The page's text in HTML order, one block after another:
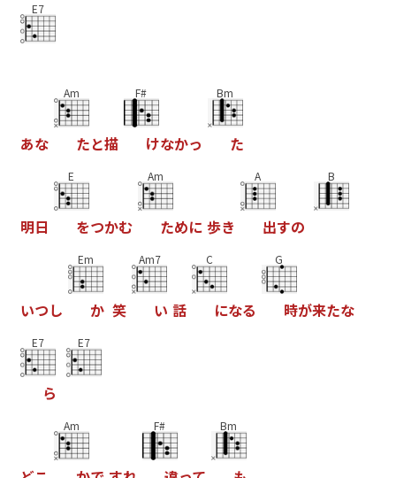
E7
あな
Am
たと描
F#
けなかっ
Bm
た
明日
E
をつかむ
Am
ために 歩き
A
出すの
B
いつし
Em
か 笑
Am7
い 話
C
になる
G
時が来たな
E7
ら
E7
Am F# Bm